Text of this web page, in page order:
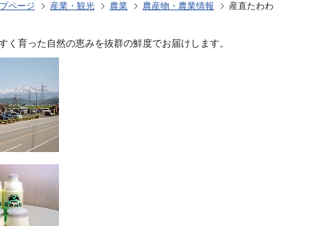
ページ 産業・観光 農業 農産物・農業情報 産直たわわ
く育った自然の恵みを抜群の鮮度でお届けします。